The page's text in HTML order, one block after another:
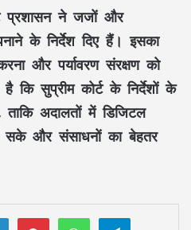
प्रशासन ने जजों और
के निर्देश दिए हैं। इसका
और पर्यावरण संरक्षण को
है कि सुप्रीम कोर्ट के निर्देशों के
अदालतों में डिजिटल
सके और संसाधनों का बेहतर
LinkedInPinterestWhatsAppTelegram